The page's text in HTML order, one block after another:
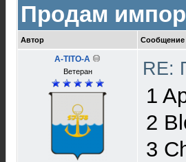
Продам
Автор Сообщение
A-TITO-A
Ветеран RE:
1
2
3